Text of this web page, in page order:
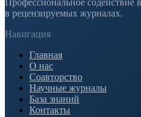
Профессиональное содействие
в рецензируемых журналах.
Навигация
Главная
О нас
Соавторство
Научные журналы
База знаний
Контакты